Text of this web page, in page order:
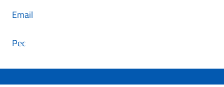
Email
Pec